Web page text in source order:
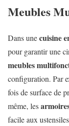
Meubles
Dans unecuisine
pour garantir une
meubles
configuration. Par
fois de surface de
même, les
facile aux